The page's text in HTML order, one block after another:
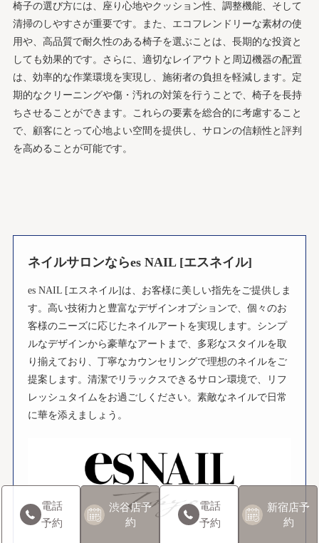
椅子の選び方には、座り心地やクッション性、調整機能、そして
清掃のしやすさが重要です。また、エコフレンドリーな素材の使
用や、高品質で耐久性のある椅子を選ぶことは、長期的な投資と
しても効果的です。さらに、適切なレイアウトと周辺機器の配置
は、効率的な作業環境を実現し、施術者の負担を軽減します。定
期的なクリーニングや傷・汚れの対策を行うことで、椅子を長持
ちさせることができます。これらの要素を総合的に考慮すること
で、顧客にとって心地よい空間を提供し、サロンの信頼性と評判
を高めることが可能です。
ネイルサロンならes NAIL [エスネイル]
es NAIL [エスネイル]は、お客様に美しい指先をご提供しま
す。高い技術力と豊富なデザインオプションで、個々のお
客様のニーズに応じたネイルアートを実現します。シンプ
ルなデザインから豪華なアートまで、多彩なスタイルを取
り揃えており、丁寧なカウンセリングで理想のネイルをご
提案します。清潔でリラックスできるサロン環境で、リフ
レッシュタイムをお過ごしください。素敵なネイルで日常
に華を添えましょう。
電話
予約
渋谷店予
約
電話
予約
新宿店予
約